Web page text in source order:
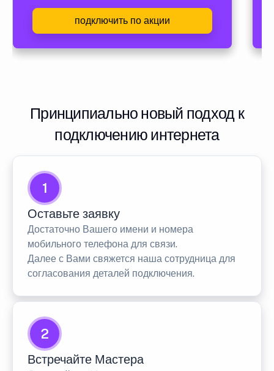
подключить по акции
Принципиально новый подход к
подключению интернета
1
Оставьте заявку
Достаточно Вашего имени и номера
мобильного телефона для связи.
Далее с Вами свяжется наша сотрудница для
согласования деталей подключения.
2
Встречайте Мастера